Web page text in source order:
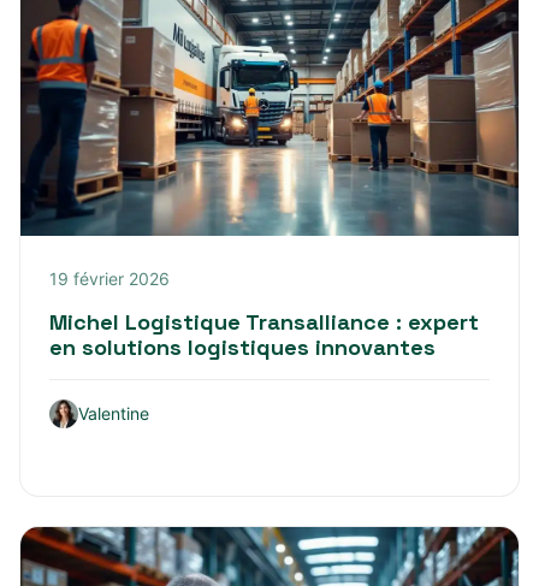
19 février 2026
Michel Logistique Transalliance : expert
en solutions logistiques innovantes
Valentine